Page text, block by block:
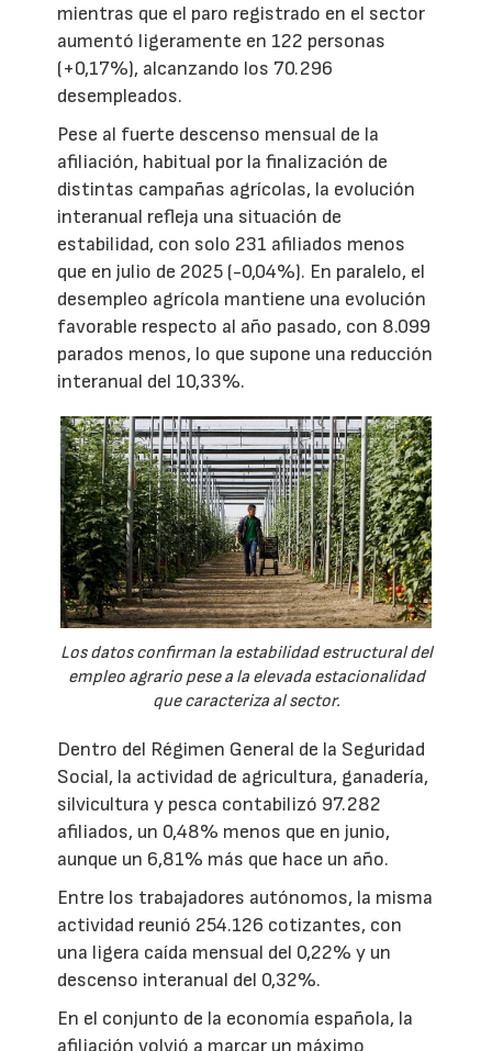
mientras que el paro registrado en el sector
aumentó ligeramente en 122 personas
(+0,17%), alcanzando los 70.296
desempleados.
Pese al fuerte descenso mensual de la
afiliación, habitual por la finalización de
distintas campañas agrícolas, la evolución
interanual refleja una situación de
estabilidad, con solo 231 afiliados menos
que en julio de 2025 (-0,04%). En paralelo, el
desempleo agrícola mantiene una evolución
favorable respecto al año pasado, con 8.099
parados menos, lo que supone una reducción
interanual del 10,33%.
Los datos confirman la estabilidad estructural del
empleo agrario pese a la elevada estacionalidad
que caracteriza al sector.
Dentro del Régimen General de la Seguridad
Social, la actividad de agricultura, ganadería,
silvicultura y pesca contabilizó 97.282
afiliados, un 0,48% menos que en junio,
aunque un 6,81% más que hace un año.
Entre los trabajadores autónomos, la misma
actividad reunió 254.126 cotizantes, con
una ligera caída mensual del 0,22% y un
descenso interanual del 0,32%.
En el conjunto de la economía española, la
afiliación volvió a marcar un máximo